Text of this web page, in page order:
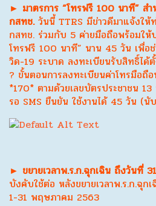
► มาตรการ “โทรฟรี 100 นาที” ส
กสทช. วันนี้ TTRS มีข่าวดีมาแจ้งใ
กสทช. ร่วมกับ 5 ค่ายมือถือพร้อมให้
โทรฟรี 100 นาที” นาน 45 วัน เพื่อช่
วิด-19 ระบาด ลงทะเบียนรับสิทธิ์ไ
? ขั้นตอนการลงทะเบียนค่าโทรมือ
*170* ตามด้วยเลขบัตรประชาชน
รอ SMS ยืนยัน ใช้งานได้ 45 วัน (นั
► ขยายเวลาพ.ร.ก.ฉุกเฉิน ถึงวันที่
บังคับใช้ต่อ หลังขยายเวลาพ.ร.ก.ฉุ
1-31 พฤษภาคม 2563